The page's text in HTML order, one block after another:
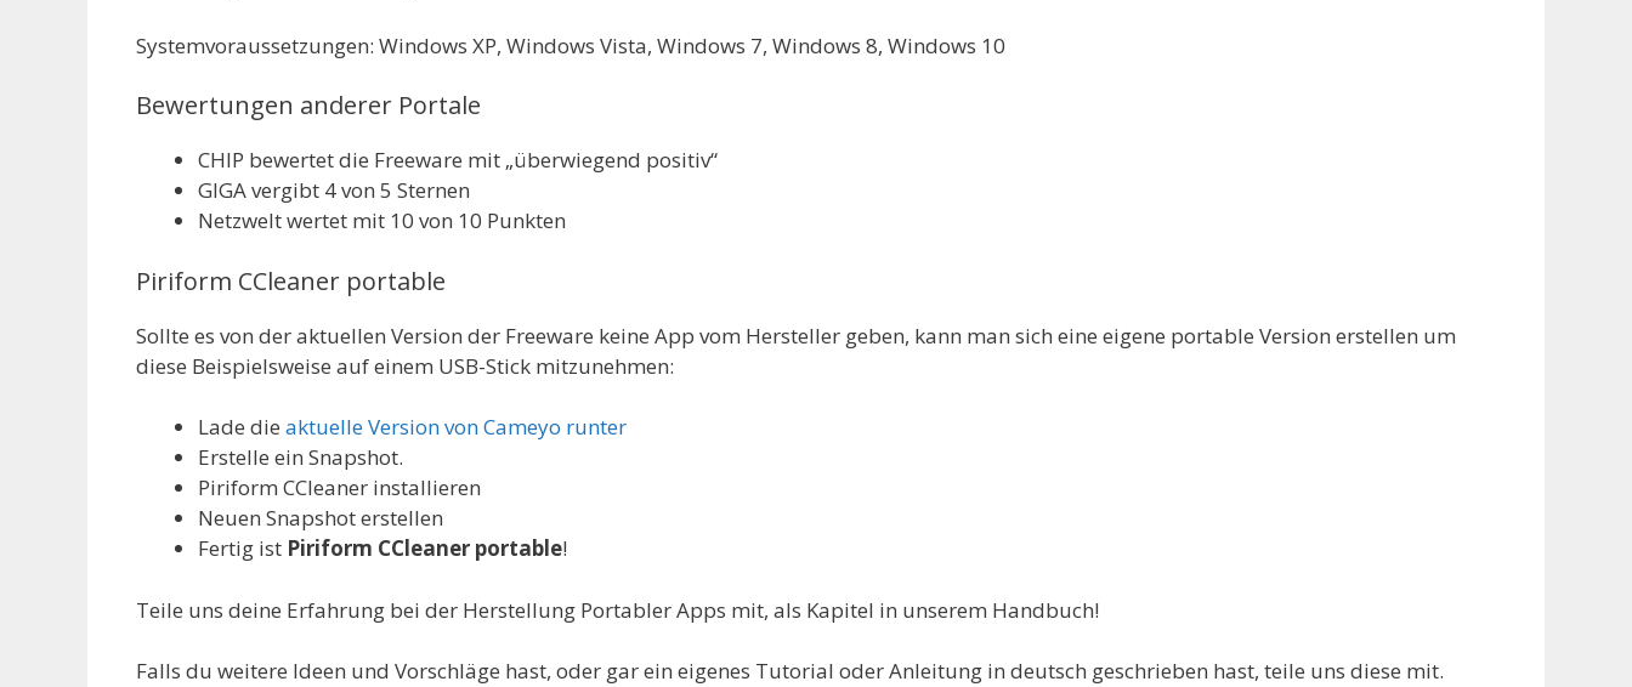
Systemvoraussetzungen: Windows XP, Windows Vista, Windows 7, Windows 8, Windows 10
Bewertungen anderer Portale
CHIP bewertet die Freeware mit „überwiegend positiv“
GIGA vergibt 4 von 5 Sternen
Netzwelt wertet mit 10 von 10 Punkten
Piriform CCleaner portable
Sollte es von der aktuellen Version der Freeware keine App vom Hersteller geben, kann man sich eine eigene portable Version erstellen um
diese Beispielsweise auf einem USB-Stick mitzunehmen:
Lade die aktuelle Version von Cameyo runter
Erstelle ein Snapshot.
Piriform CCleaner installieren
Neuen Snapshot erstellen
Fertig ist Piriform CCleaner portable!
Teile uns deine Erfahrung bei der Herstellung Portabler Apps mit, als Kapitel in unserem Handbuch!
Falls du weitere Ideen und Vorschläge hast, oder gar ein eigenes Tutorial oder Anleitung in deutsch geschrieben hast, teile uns diese mit.